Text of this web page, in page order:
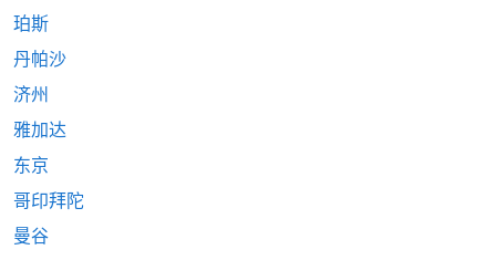
珀斯
丹帕沙
济州
雅加达
东京
哥印拜陀
曼谷